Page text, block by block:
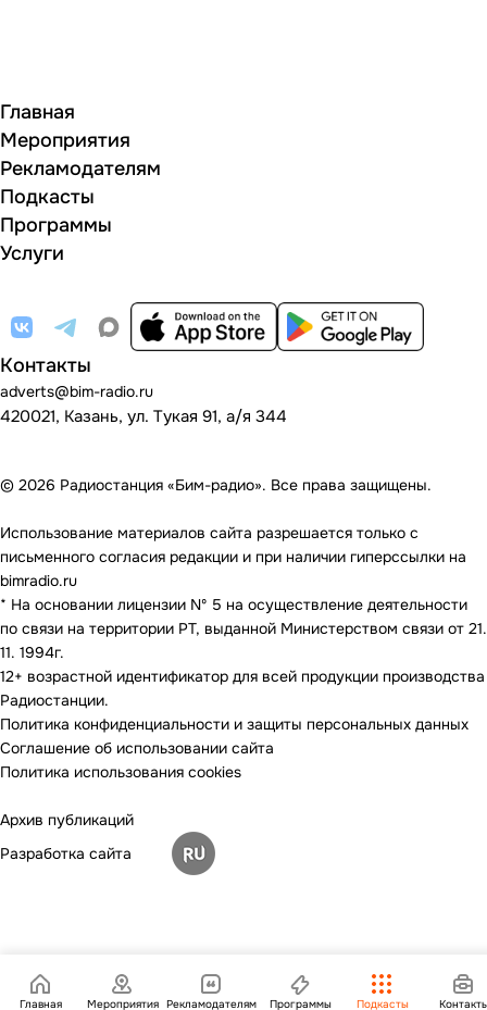
Главная
Мероприятия
Рекламодателям
Подкасты
Программы
Услуги
Контакты
adverts@bim-radio.ru
420021, Казань, ул. Тукая 91, а/я 344
© 2026 Радиостанция «Бим-радио». Все права защищены.
Использование материалов сайта разрешается только с
письменного согласия редакции и при наличии гиперссылки на
bimradio.ru
* На основании лицензии Nº 5 на осуществление деятельности
по связи на территории РТ, выданной Министерством связи от 21.
11. 1994г.
12+ возрастной идентификатор для всей продукции производства
Радиостанции.
Политика конфиденциальности и защиты персональных данных
Соглашение об использовании сайта
Политика использования cookies
Архив публикаций
Разработка сайта
Главная Мероприятия Рекламодателям Программы Подкасты